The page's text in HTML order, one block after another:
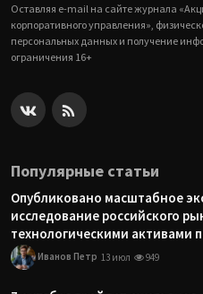
Оставляя e-mail на сайте журнала
корпоративного управления»,
персональных данных и получение
ограничения 16+
Популярные статьи
Опубликовано масштабное
исследование российского
технологическими активами
Иванов Петр 13 июл 949